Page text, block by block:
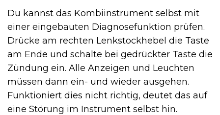
Du kannst das Kombiinstrument selbst mit
einer eingebauten Diagnosefunktion prüfen.
Drücke am rechten Lenkstockhebel die Taste
am Ende und schalte bei gedrückter Taste die
Zündung ein. Alle Anzeigen und Leuchten
müssen dann ein- und wieder ausgehen.
Funktioniert dies nicht richtig, deutet das auf
eine Störung im Instrument selbst hin.